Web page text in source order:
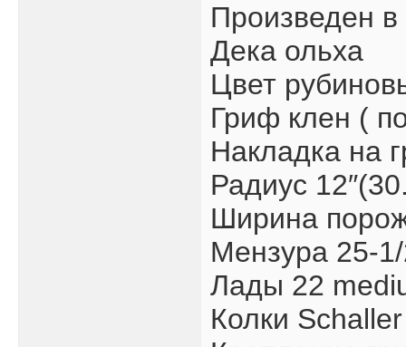
Произведен
Дека ольха
Цвет
Гриф клен (
Накладка на
Радиус
Ширина
Мензура 25-
Лады 22
Колки